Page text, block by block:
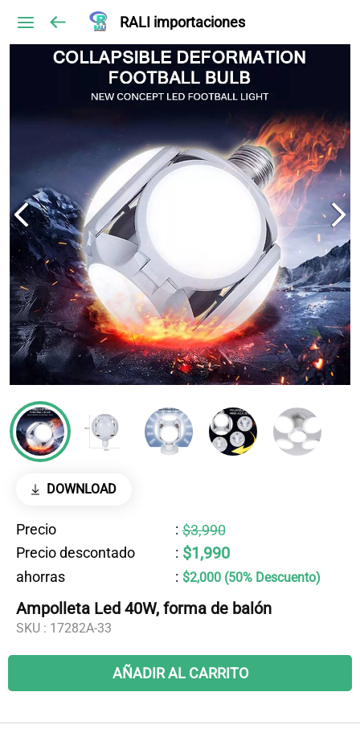
RALI importaciones
DOWNLOAD
Precio : $3,990
Precio descontado
: $1,990
ahorras : $2,000 (50% Descuento)
Ampolleta Led 40W, forma de balón
SKU : 17282A-33
AÑADIR AL CARRITO